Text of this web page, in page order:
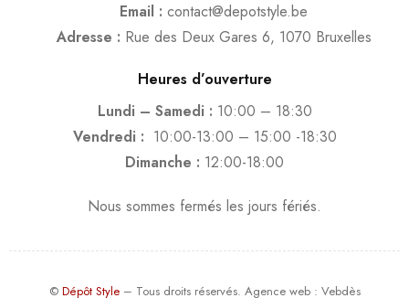
Email : contact@depotstyle.be
Adresse : Rue des Deux Gares 6, 1070 Bruxelles
Heures d’ouverture
Lundi – Samedi : 10:00 – 18:30
Vendredi : 10:00-13:00 – 15:00 -18:30
Dimanche : 12:00-18:00
Nous sommes fermés les jours fériés.
© Dépôt Style– Tous droits réservés. Agence web: Vebdès